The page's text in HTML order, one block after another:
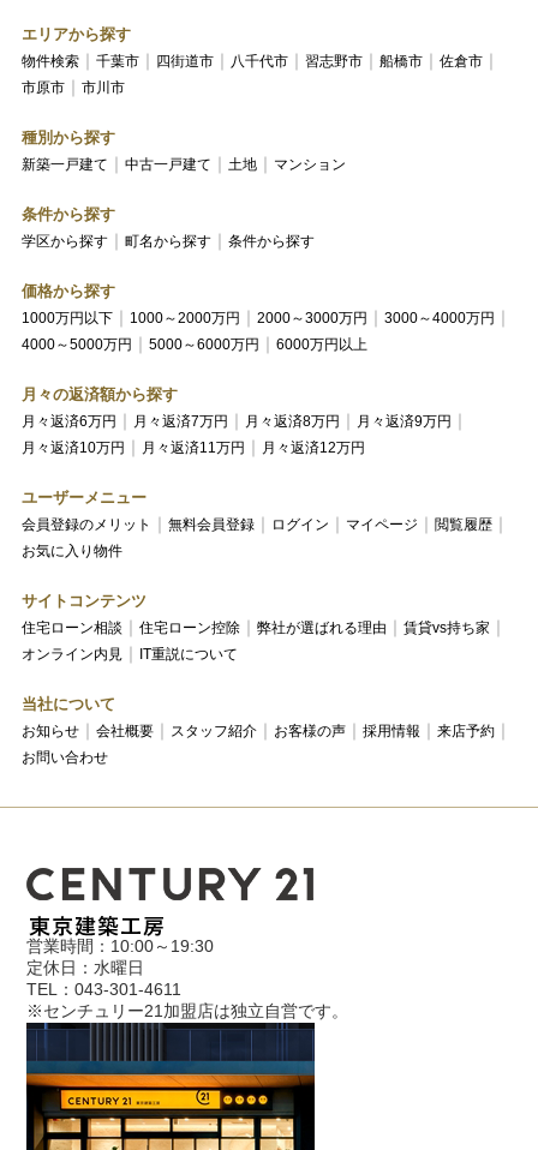
エリアから探す
物件検索 千葉市 四街道市 八千代市 習志野市 船橋市
佐倉市
市原市
市川市
種別から探す
新築一戸建て 中古一戸建て 土地 マンション
条件から探す
学区から探す 町名から探す 条件から探す
価格から探す
1000万円以下 1000～2000万円 2000～3000万円
3000～4000万円
4000～5000万円
5000～6000万円 6000万円以上
月々の返済額から探す
月々返済6万円 月々返済7万円 月々返済8万円
月々返済9万円
月々返済10万円
月々返済11万円 月々返済12万円
ユーザーメニュー
会員登録のメリット 無料会員登録 ログイン マイページ
閲覧履歴
お気に入り物件
サイトコンテンツ
住宅ローン相談 住宅ローン控除 弊社が選ばれる理由
賃貸vs持ち家
オンライン内見
IT重説について
当社について
お知らせ 会社概要 スタッフ紹介 お客様の声 採用情報
来店予約
お問い合わせ
営業時間：10:00～19:30
定休日：水曜日
TEL：043-301-4611
※センチュリー21加盟店は独立自営です。